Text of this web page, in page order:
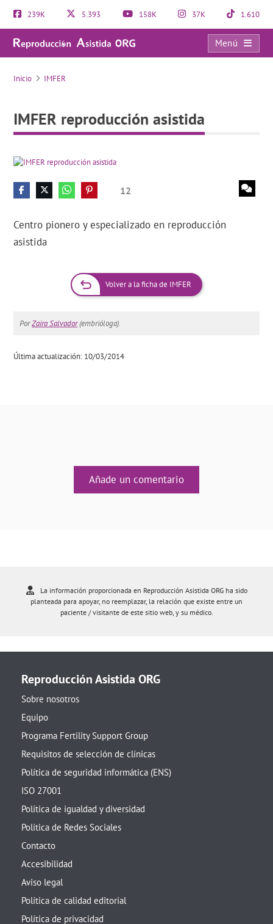
239K 5.393 158K 37K 1.610
Menú
IMFER reproducción asistida
Inicio IMFER
IMFER reproducción asistida
12
Centro pionero y especializado en reproducción
asistida
Volver a la ficha de IMFER
PorZaira Salvador(embrióloga).
Última actualización: 10/03/2014
Añade un comentario
La información proporcionada en Reproducción Asistida ORG ha sido
planteada para apoyar, no reemplazar, la relación que existe entre un
paciente / visitante de este sitio web, y su médico.
Reproducción Asistida ORG
Sobre nosotros
Equipo
Programa Fertility Support Group
Requisitos de selección de clínicas
Política de seguridad informática (ENS)
ISO 27001
Política de igualdad y diversidad
Política de Redes Sociales
Contacto
Accesibilidad
Aviso legal
Política de calidad editorial
Política de privacidad